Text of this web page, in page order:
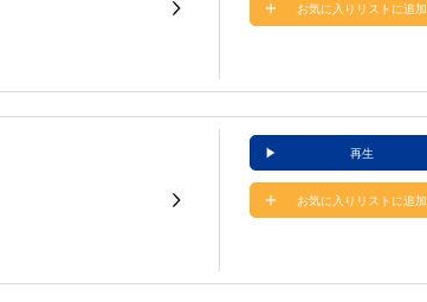
お気に入りリストに追加
再生
お気に入りリストに追加